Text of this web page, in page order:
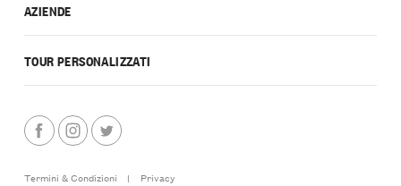
AZIENDE
TOUR PERSONALIZZATI
Termini & Condizioni |
Privacy